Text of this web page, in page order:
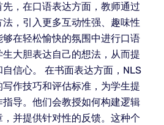
，在口语表达方面，教师通过
，引入更多互动性强、趣味性
在轻松愉快的氛围中进行口语
大胆表达自己的想法，从而提
信心。 在书面表达方面，NLS
作技巧和评估标准，为学生提
导。他们会教授如何构建逻辑
并提供针对性的反馈。这种个